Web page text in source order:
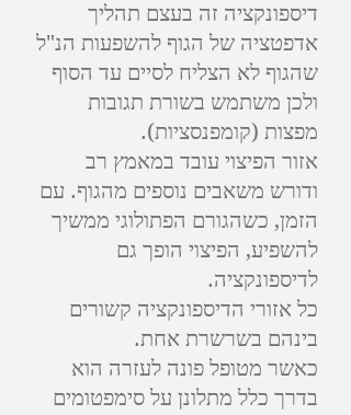
דיספונקציה זה בעצם תהליך
אדפטציה של הגוף להשפעות הנ"ל
שהגוף לא הצליח לסיים עד הסוף
ולכן משתמש בשורת תגובות
מפצות (קומפנסציות).
אזור הפיצוי עובד במאמץ רב
ודורש משאבים נוספים מהגוף. עם
הזמן, כשהגורם הפתולוגי ממשיך
להשפיע, הפיצוי הופך גם
לדיספונקציה.
כל אזורי הדיספונקציה קשורים
בינהם בשרשרת אחת.
כאשר מטופל פונה לעזרה הוא
בדרך כלל מתלונן על סימפטומים